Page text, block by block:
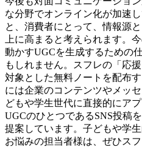
な分野でオンライン化が加速
と、消費者にとって、情報源
上に高まると考えられます。
動かすUGCを生成するための
もしれません。スフレの「応
対象とした無料ノートを配布
には企業のコンテンツやメッ
どもや学生世代に直接的にア
UGCのひとつであるSNS投稿
提案しています。子どもや学
お悩みの担当者様は、ぜひス